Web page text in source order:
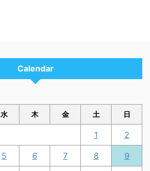
Calendar
水 木 金 土 日
1 2
5 6 7 8 9